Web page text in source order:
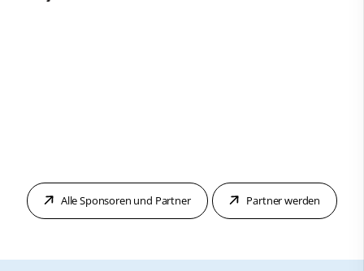
Alle Sponsoren und Partner Partner werden